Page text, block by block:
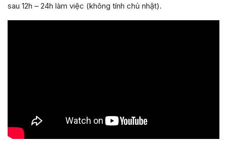
sau 12h – 24h làm việc (không tính chủ nhật).